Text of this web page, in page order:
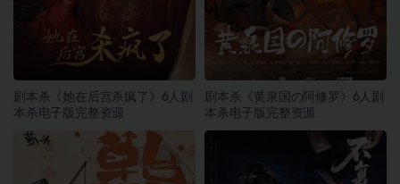
剧本杀《她在后宫杀疯了》6人剧
本杀电子版完整资源
剧本杀《黄泉国の阿修罗》6人剧
本杀电子版完整资源